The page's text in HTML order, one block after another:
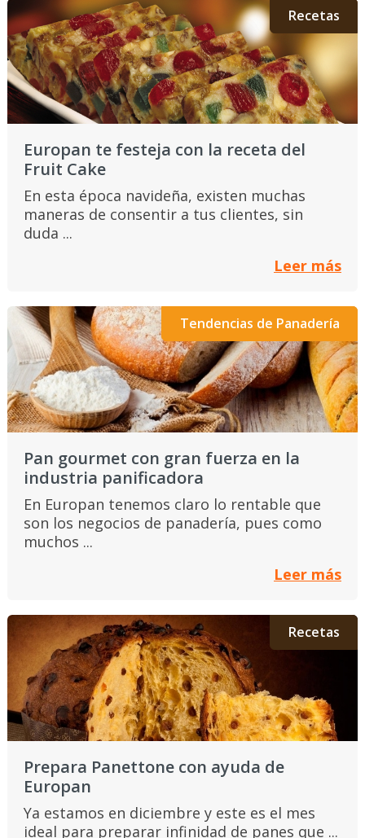
Recetas
Europan te festeja con la receta del
Fruit Cake
En esta época navideña, existen muchas
maneras de consentir a tus clientes, sin
duda ...
Leer más
Tendencias de Panadería
Pan gourmet con gran fuerza en la
industria panificadora
En Europan tenemos claro lo rentable que
son los negocios de panadería, pues como
muchos ...
Leer más
Recetas
Prepara Panettone con ayuda de
Europan
Ya estamos en diciembre y este es el mes
ideal para preparar infinidad de panes que ...